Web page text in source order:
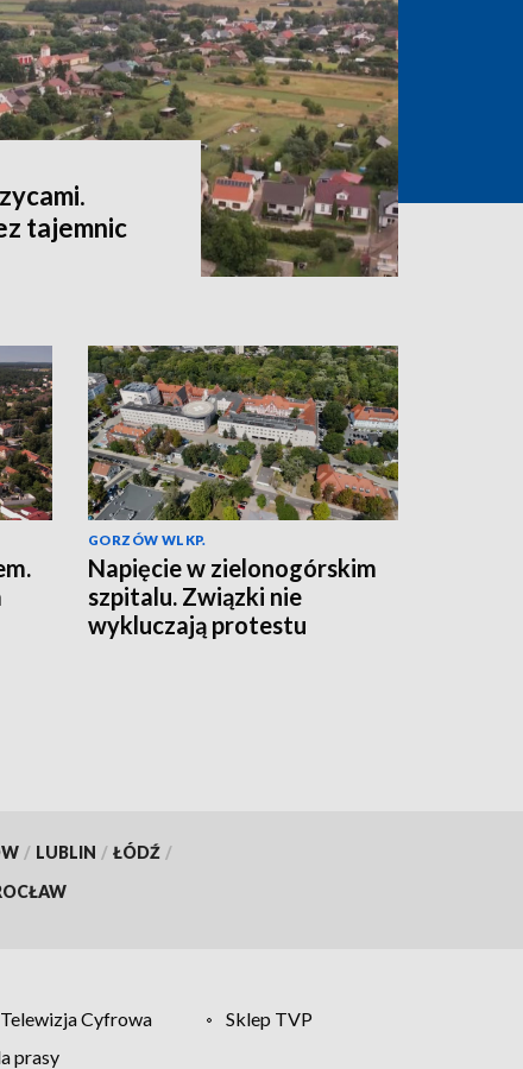
tajemnic
GORZÓW WLKP.
Napięcie w zielonogórskim
szpitalu. Związki nie
wykluczają protestu
/ LUBLIN / ŁÓDŹ /
Cyfrowa
Sklep TVP
prasy